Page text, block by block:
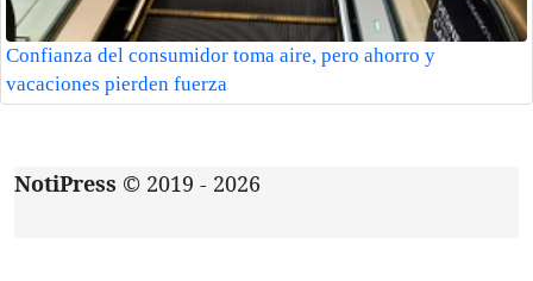
Confianza del consumidor toma aire, pero ahorro y
vacaciones pierden fuerza
NotiPress © 2019 - 2026